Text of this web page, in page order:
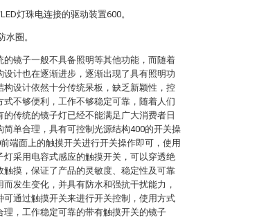
灯珠电连接的驱动装置600。
水圈。
镜子一般不具备照明等其他功能，而随着
计也在逐渐进步，逐渐出现了具有照明功
设计依然十分传统呆板，缺乏新颖性，控
不够便利，工作不够稳定可靠，随着人们
传统的镜子灯已经不能满足广大消费者日
单合理，具有可控制光源结构400的开关操
端面上的触摸开关进行开关操作即可，使用
采用电容式感应的触摸开关，可以穿透绝
摸，保证了产品的灵敏度、稳定性及可靠
发生变化，并具有防水和强抗干扰能力，
通过触摸开关来进行开关控制，使用方式
，工作稳定可靠的带有触摸开关的镜子